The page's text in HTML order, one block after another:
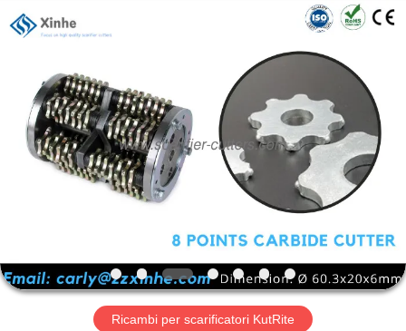
CASA.
PRODOTTI
SU
Zhuzhou
Xinhe
Reserved.
Ricambi per scarificatori KutRite